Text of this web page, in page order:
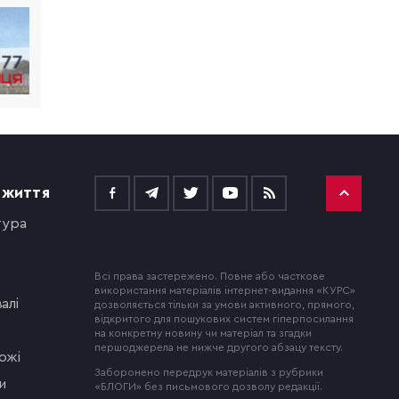
ЖИТТЯ
Всі права застережено. Повне або часткове
використання матеріалів інтернет-видання «КУРС»
дозволяється тільки за умови активного, прямого,
відкритого для пошукових систем гіперпосилання
на конкретну новину чи матеріал та згадки
першоджерела не нижче другого абзацу тексту.
Заборонено передрук матеріалів з рубрики
«БЛОГИ» без письмового дозволу редакції.